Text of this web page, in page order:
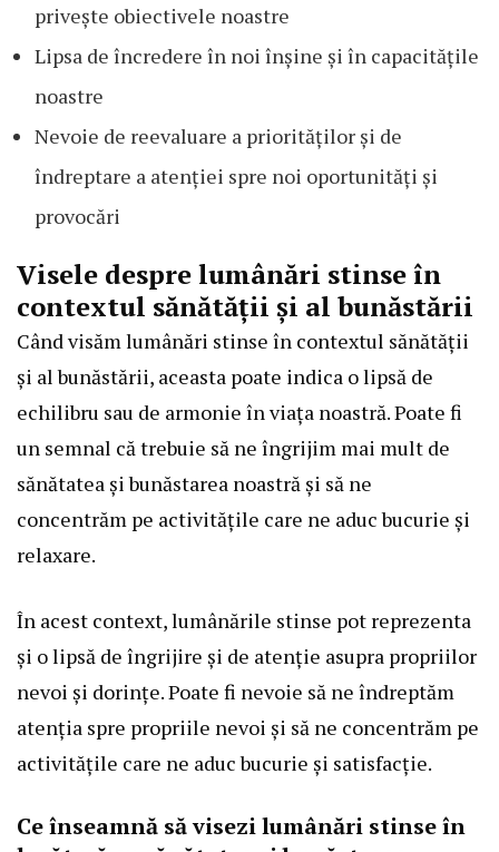
privește obiectivele noastre
Lipsa de încredere în noi înșine și în capacitățile
noastre
Nevoie de reevaluare a priorităților și de
îndreptare a atenției spre noi oportunități și
provocări
Visele despre lumânări stinse în
contextul sănătății și al bunăstării
Când visăm lumânări stinse în contextul sănătății
și al bunăstării, aceasta poate indica o lipsă de
echilibru sau de armonie în viața noastră. Poate fi
un semnal că trebuie să ne îngrijim mai mult de
sănătatea și bunăstarea noastră și să ne
concentrăm pe activitățile care ne aduc bucurie și
relaxare.
În acest context, lumânările stinse pot reprezenta
și o lipsă de îngrijire și de atenție asupra propriilor
nevoi și dorințe. Poate fi nevoie să ne îndreptăm
atenția spre propriile nevoi și să ne concentrăm pe
activitățile care ne aduc bucurie și satisfacție.
Ce înseamnă să visezi lumânări stinse în